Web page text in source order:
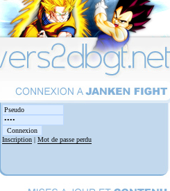
Inscription | Mot de passe perdu